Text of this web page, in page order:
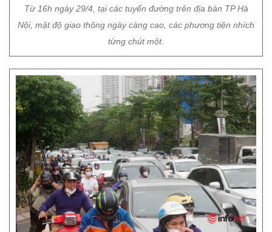
Từ 16h ngày 29/4, tại các tuyến đường trên địa bàn TP Hà
Nội, mật độ giao thông ngày càng cao, các phương tiện nhích
từng chút một.